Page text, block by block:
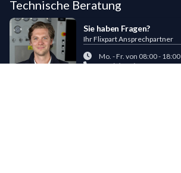
Technische Beratung
Sie haben Fragen?
Ihr Flixpart Ansprechpartner
Mo. - Fr. von 08:00 - 18:00
+49 (0) 40 / 85 180 180